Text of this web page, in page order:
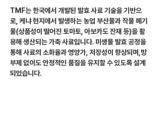
TMF는 한국에서 개발된 발효 사료 기술을 기반으
로, 케냐 현지에서 발생하는 농업 부산물과 작물 폐기
물(상품성이 떨어진 토마토, 아보카도 잔재 등)을 활
용해 생산되는 가축 사료입니다. 미생물 발효 공정을
통해 사료의 소화율과 영양가, 저장성이 향상되며,방
부제 없이도 안정적인 품질을 유지할 수 있도록 설계
되었습니다.